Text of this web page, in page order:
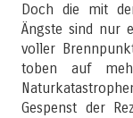
Doch die mit
Ängste sind nur
voller
toben auf
Gespenst der